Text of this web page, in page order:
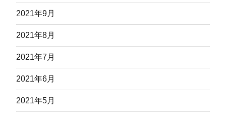
2021年9月
2021年8月
2021年7月
2021年6月
2021年5月